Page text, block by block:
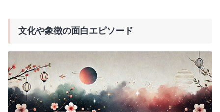
文化や象徴の面白エピソード